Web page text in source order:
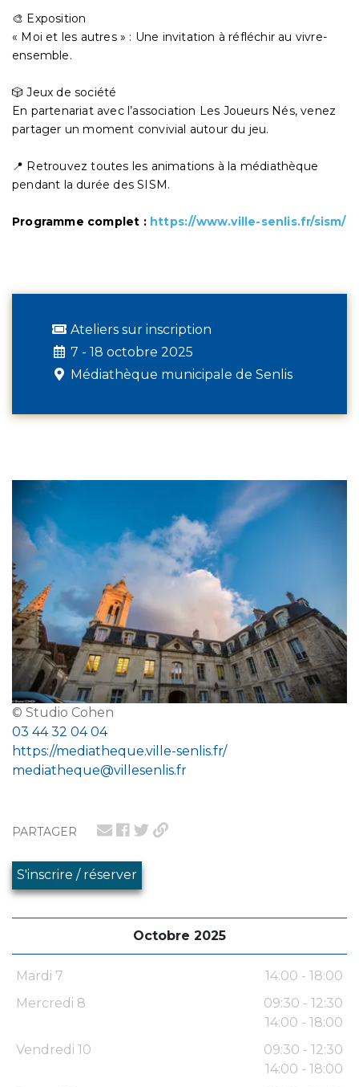
PARTAGER
S'inscrire / réserver
Octobre 2025
Mardi 7
14:00 - 18:00
Mercredi 8
09:30 - 12:30
14:00 - 18:00
Vendredi 10
09:30 - 12:30
14:00 - 18:00
🎨 Exposition
« Moi et les autres » : Une invitation à réfléchir au vivre-
ensemble.
🎲 Jeux de société
En partenariat avec l’association Les Joueurs Nés, venez
partager un moment convivial autour du jeu.
📍 Retrouvez toutes les animations à la médiathèque
pendant la durée des SISM.
Programme complet : https://www.ville-senlis.fr/sism/
Ateliers sur inscription
7 - 18 octobre 2025
Médiathèque municipale de Senlis
© Studio Cohen
03 44 32 04 04
https://mediatheque.ville-senlis.fr/
mediatheque@villesenlis.fr